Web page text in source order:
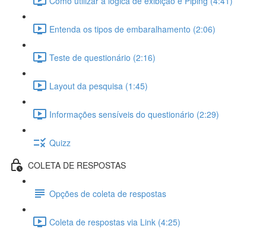
Entenda os tipos de embaralhamento (2:06)
Teste de questionário (2:16)
Layout da pesquisa (1:45)
Informações sensíveis do questionário (2:29)
Quizz
COLETA DE RESPOSTAS
Opções de coleta de respostas
Coleta de respostas via Link (4:25)